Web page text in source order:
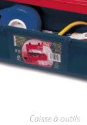
Caisse à outils